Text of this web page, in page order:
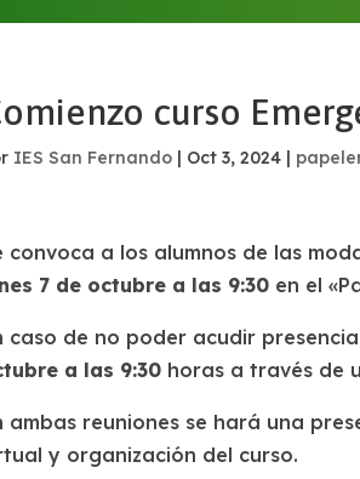
curso
IES San Fernando | Oct 3, 2024 |
convoca a los alumnos de las
7 de octubre a las 9:30 en el
caso de no poder acudir
a las 9:30 horas a través de
ambas reuniones se hará una
y organización del curso.